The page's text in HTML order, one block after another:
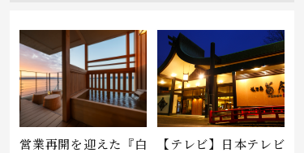
営業再開を迎えた『白
【テレビ】日本テレビ